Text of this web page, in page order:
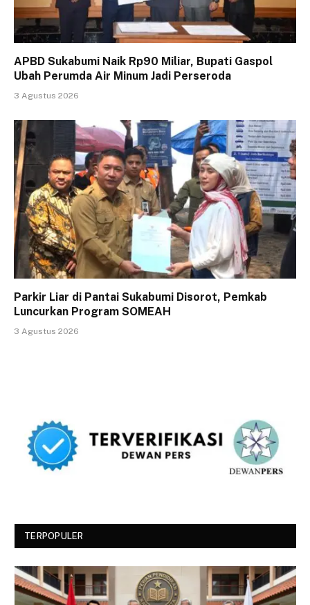
APBD Sukabumi Naik Rp90 Miliar, Bupati Gaspol
Ubah Perumda Air Minum Jadi Perseroda
3 Agustus 2026
Parkir Liar di Pantai Sukabumi Disorot, Pemkab
Luncurkan Program SOMEAH
3 Agustus 2026
TERPOPULER